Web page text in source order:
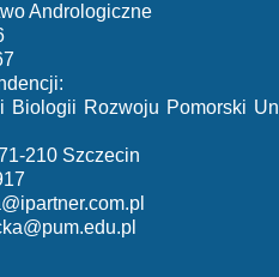
Andrologiczne
Biologii Rozwoju Pomorski
210 Szczecin